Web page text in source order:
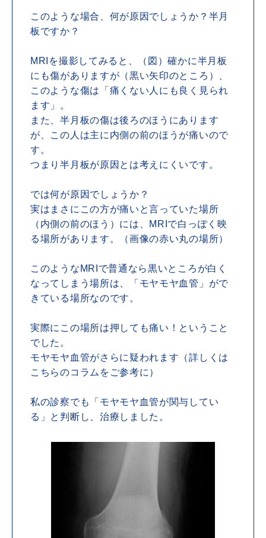
このような場合、何が原因でしょうか？半月
板ですか？
MRIを撮影してみると、（図）確かに半月板
にも傷がありますが（黒い矢印のところ）、
このような傷は「痛くない人にも良く見られ
ます」。
また、半月板の傷は後ろのほうにあります
が、この人は主に内側の前のほうが痛いので
す。
つまり半月板が原因とは考えにくいです。
では何が原因でしょうか？
実はまさにこの方が痛いと言っていた場所
（内側の前のほう）には、MRIで白っぽく映
る場所があります。（画像の赤い丸の場所）
このようなMRIで普通なら黒いところが白く
なってしまう場所は、「モヤモヤ血管」がで
きている場所なのです。
実際にこの場所は押しても痛い！ということ
でした。
モヤモヤ血管がさらに疑われます（詳しくは
こちらのコラムをご参考に）
私の診察でも「モヤモヤ血管が関与してい
る」と判断し、治療しました。